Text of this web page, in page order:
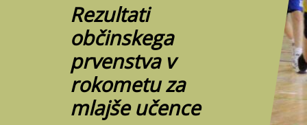
Rezultati
občinskega
prvenstva v
rokometu za
mlajše učence